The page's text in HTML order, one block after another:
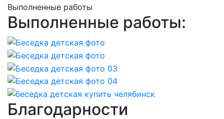
Выполненные работы
Выполненные работы:
Благодарности